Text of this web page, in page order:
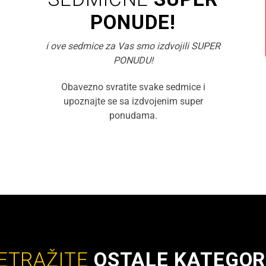
PONUDE!
i ove sedmice za Vas smo izdvojili SUPER
PONUDU!
Obavezno svratite svake sedmice i
upoznajte se sa izdvojenim super
ponudama.
OSTALE